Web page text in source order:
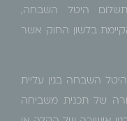
היטל השבחה,
בלשון החוק אשר
השבחה בגין עליית
של תכנית משביחה